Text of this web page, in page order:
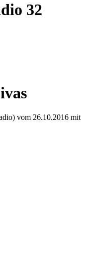
32
vom 26.10.2016 mit